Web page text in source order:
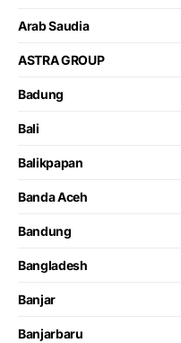
Arab Saudia
ASTRA GROUP
Badung
Bali
Balikpapan
Banda Aceh
Bandung
Bangladesh
Banjar
Banjarbaru